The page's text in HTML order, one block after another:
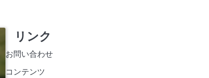
リンク
お問い合わせ
コンテンツ